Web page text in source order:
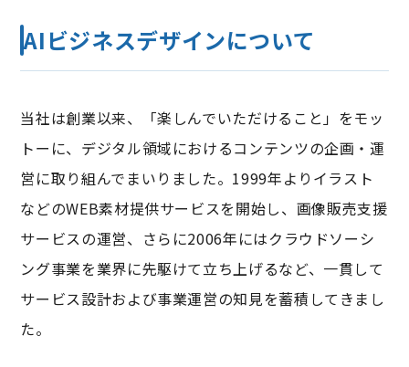
AIビジネスデザインについて
当社は創業以来、「楽しんでいただけること」をモッ
トーに、デジタル領域におけるコンテンツの企画・運
営に取り組んでまいりました。1999年よりイラスト
などのWEB素材提供サービスを開始し、画像販売支援
サービスの運営、さらに2006年にはクラウドソーシ
ング事業を業界に先駆けて立ち上げるなど、一貫して
サービス設計および事業運営の知見を蓄積してきまし
た。